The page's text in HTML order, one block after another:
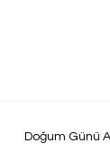
Doğum Günü